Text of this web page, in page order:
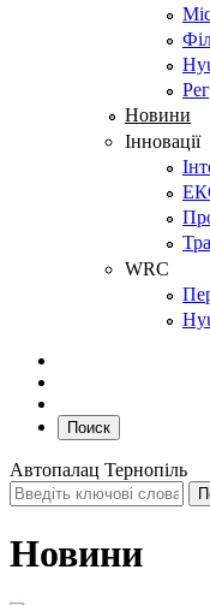
Новини
Інновації
WRC
Поиск
Автопалац Тернопіль
Новини